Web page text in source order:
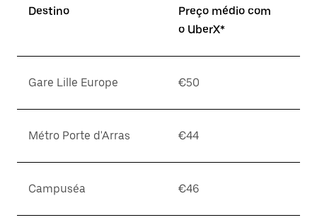
Destino
Preço médio com
o UberX*
Gare Lille Europe €50
Métro Porte d'Arras €44
Campuséa €46